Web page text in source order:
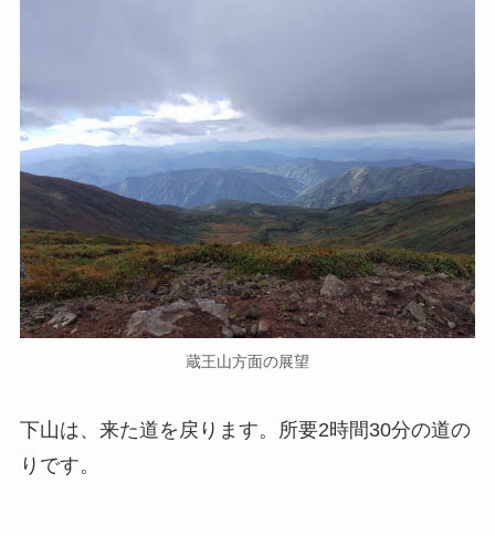
蔵王山方面の展望
下山は、来た道を戻ります。所要2時間30分の道の
りです。